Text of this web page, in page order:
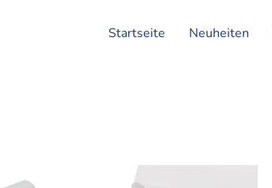
Startseite Neuheiten